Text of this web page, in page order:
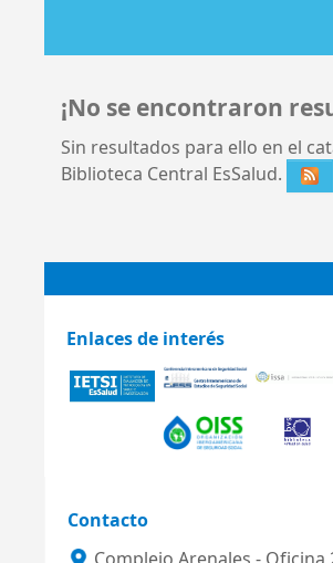
¡No se encontraron
Sin resultados para ello en el
Biblioteca Central EsSalud.
Enlaces de interés
Contacto